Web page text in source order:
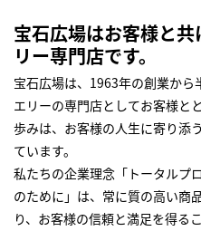
宝石広場はお客様と
リー専門店です。
宝石広場は、1963年の創業から
エリーの専門店としてお客様と
歩みは、お客様の人生に寄り添
ています。
私たちの企業理念「トータルプ
のために」は、常に質の高い商
り、お客様の信頼と満足を得る